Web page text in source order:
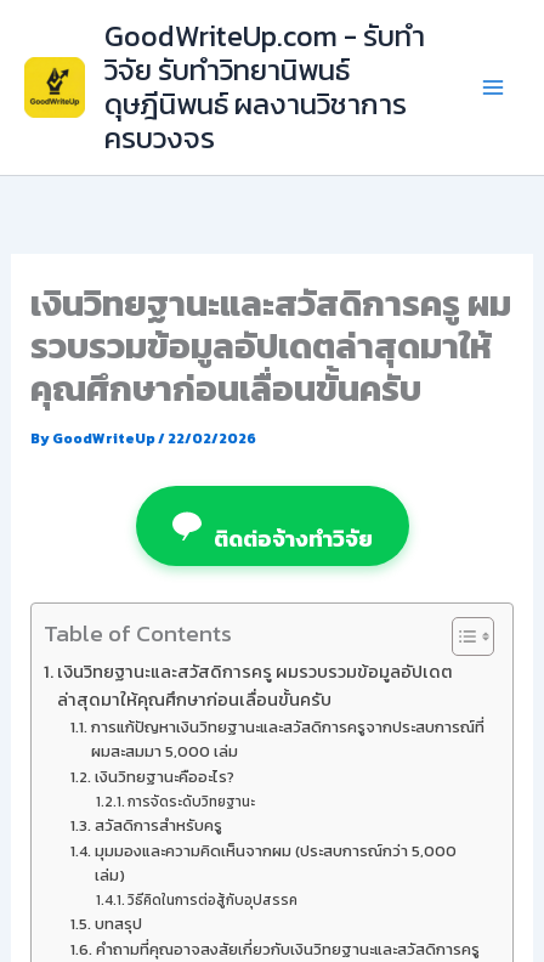
content
GoodWriteUp.com - รับทำ
วิจัย รับทำวิทยานิพนธ์
ดุษฎีนิพนธ์ ผลงานวิชาการ
ครบวงจร
เงินวิทยฐานะและสวัสดิการครู ผม
รวบรวมข้อมูลอัปเดตล่าสุดมาให้
คุณศึกษาก่อนเลื่อนขั้นครับ
ByGoodWriteUp/22/02/2026
ติดต่อจ้างทำวิจัย
Table of Contents
เงินวิทยฐานะและสวัสดิการครู ผมรวบรวมข้อมูลอัปเดต
ล่าสุดมาให้คุณศึกษาก่อนเลื่อนขั้นครับ
การแก้ปัญหาเงินวิทยฐานะและสวัสดิการครูจากประสบการณ์ที่
ผมสะสมมา 5,000 เล่ม
เงินวิทยฐานะคืออะไร?
การจัดระดับวิทยฐานะ
สวัสดิการสำหรับครู
มุมมองและความคิดเห็นจากผม (ประสบการณ์กว่า 5,000
เล่ม)
วิธีคิดในการต่อสู้กับอุปสรรค
บทสรุป
คำถามที่คุณอาจสงสัยเกี่ยวกับเงินวิทยฐานะและสวัสดิการครู